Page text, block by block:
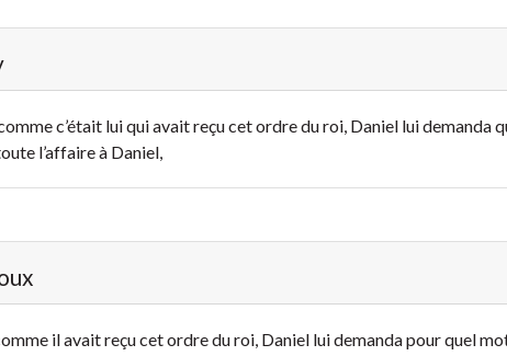
c’était lui qui avait reçu cet ordre du roi, Daniel lui
l’affaire à Daniel,
il avait reçu cet ordre du roi, Daniel lui demanda pour quel